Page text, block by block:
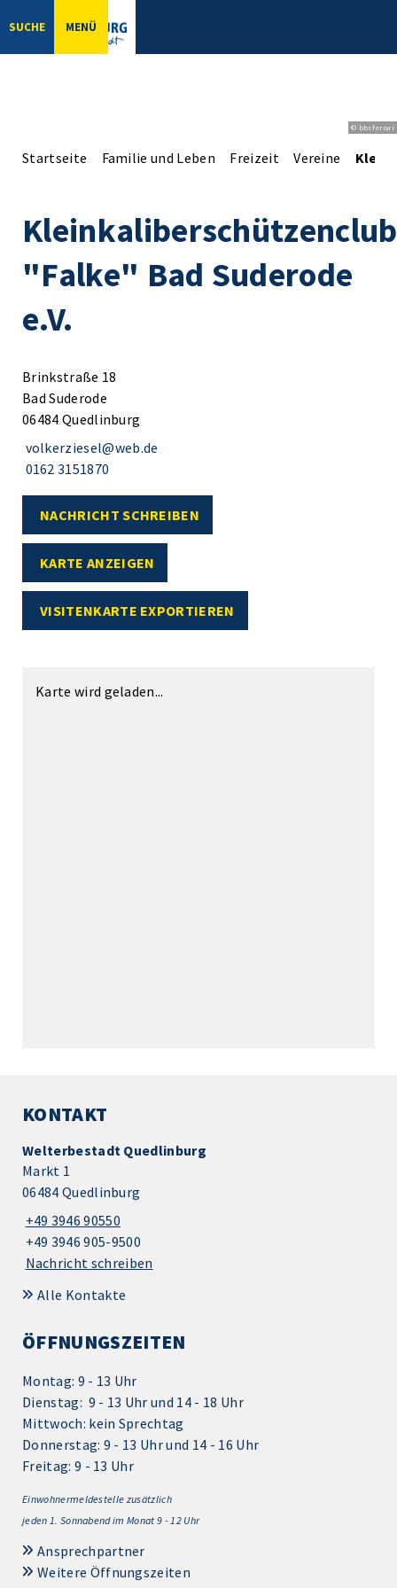
SUCHE MENÜ
© bbsferrari
Startseite Familie und Leben Freizeit Vereine
Kleinkaliberschützenclub
"Falke" Bad Suderode
e.V.
Brinkstraße 18
Bad Suderode
06484 Quedlinburg
volkerziesel@web.de
0162 3151870
NACHRICHT SCHREIBEN
KARTE ANZEIGEN
VISITENKARTE EXPORTIEREN
Karte wird geladen...
KONTAKT
Welterbestadt Quedlinburg
Markt 1
06484 Quedlinburg
+49 3946 90550
+49 3946 905-9500
Nachricht schreiben
Alle Kontakte
ÖFFNUNGSZEITEN
Montag: 9 - 13 Uhr
Dienstag: 9 - 13 Uhr und 14 - 18 Uhr
Mittwoch: kein Sprechtag
Donnerstag: 9 - 13 Uhr und 14 - 16 Uhr
Freitag: 9 - 13 Uhr
Einwohnermeldestelle zusätzlich
jeden 1. Sonnabend im Monat 9 - 12 Uhr
Ansprechpartner
Weitere Öffnungszeiten